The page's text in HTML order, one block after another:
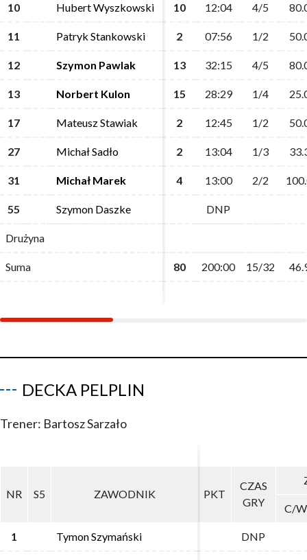
10 Hubert Wyszkowski 10 12:04 4/5
11 Patryk Stankowski 2 07:56 1/2
12 Szymon Pawlak 13 32:15 4/5
13 Norbert Kulon 15 28:29 1/4
17 Mateusz Stawiak 2 12:45 1/2
27 Michał Sadło 2 13:04 1/3
31 Michał Marek 4 13:00 2/2
55 Szymon Daszke DNP
Drużyna
Suma 80 200:00 15/32
10 Hubert Wyszkowski 10 12:04 4/5
11 Patryk Stankowski 2 07:56 1/2
12 Szymon Pawlak 13 32:15 4/5
13 Norbert Kulon 15 28:29 1/4
17 Mateusz Stawiak 2 12:45 1/2
27 Michał Sadło 2 13:04 1/3
31 Michał Marek 4 13:00 2/2
55 Szymon Daszke DNP
Drużyna
Suma 80 200:00 15/32
DECKA PELPLIN
Trener: Bartosz Sarzało
NR S5 ZAWODNIK PKT
CZAS
GRY
C/W
1 Tymon Szymański DNP
NR S5 ZAWODNIK PKT
CZAS
GRY
C/W
1 Tymon Szymański DNP